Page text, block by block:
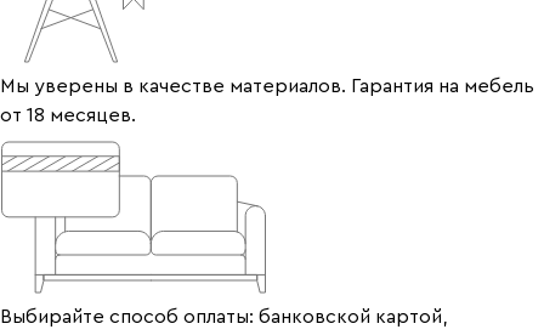
Мы уверены в качестве материалов. Гарантия на мебель
от 18 месяцев.
Выбирайте способ оплаты: банковской картой,